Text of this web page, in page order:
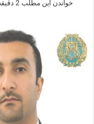
ل
ی
ل
خواندن این مطلب 2 دقیقه زمان میبرد